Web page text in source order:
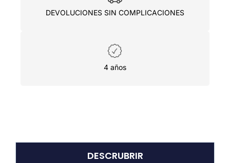
DEVOLUCIONES SIN COMPLICACIONES
4 años
DESCRUBRIR